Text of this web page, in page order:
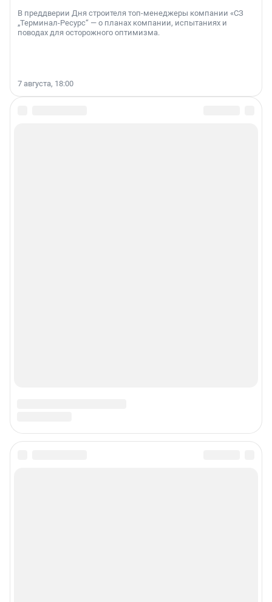
В преддверии Дня строителя топ-менеджеры компании «СЗ
„Терминал-Ресурс“ — о планах компании, испытаниях и
поводах для осторожного оптимизма.
7 августа, 18:00